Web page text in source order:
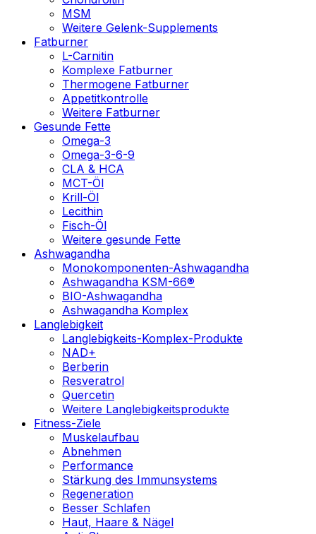
MSM
Weitere Gelenk-Supplements
Fatburner
L-Carnitin
Komplexe Fatburner
Thermogene Fatburner
Appetitkontrolle
Weitere Fatburner
Gesunde Fette
Omega-3
Omega-3-6-9
CLA & HCA
MCT-Öl
Krill-Öl
Lecithin
Fisch-Öl
Weitere gesunde Fette
Ashwagandha
Monokomponenten-Ashwagandha
Ashwagandha KSM-66®
BIO-Ashwagandha
Ashwagandha Komplex
Langlebigkeit
Langlebigkeits-Komplex-Produkte
NAD+
Berberin
Resveratrol
Quercetin
Weitere Langlebigkeitsprodukte
Fitness-Ziele
Muskelaufbau
Abnehmen
Performance
Stärkung des Immunsystems
Regeneration
Besser Schlafen
Haut, Haare & Nägel